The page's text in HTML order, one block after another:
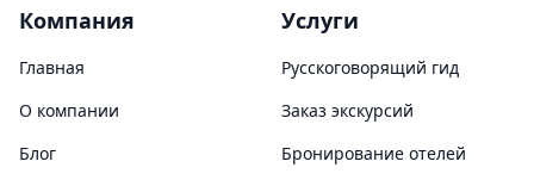
Компания
Главная
О компании
Блог
Услуги
Русскоговорящий гид
Заказ экскурсий
Бронирование отелей